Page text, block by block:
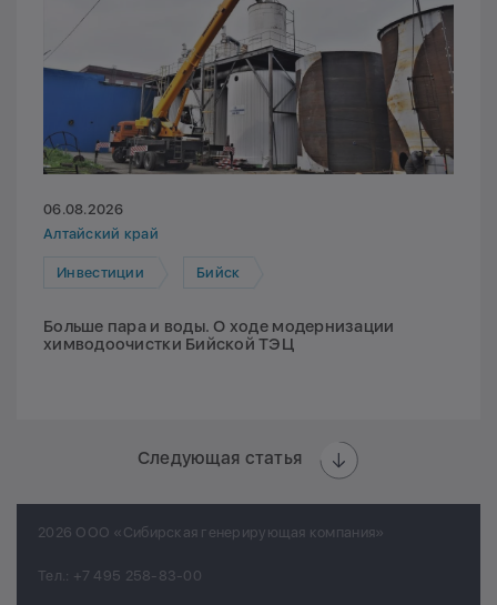
06.08.2026
Алтайский край
Инвестиции Бийск
Больше пара и воды. О ходе модернизации
химводоочистки Бийской ТЭЦ
Следующая статья
2026 ООО «Сибирская генерирующая компания»
Тел.: +7 495 258-83-00